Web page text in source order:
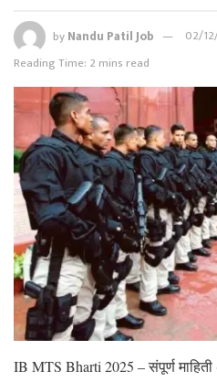
byNandu Patil Job
02/
Reading Time: 2 mins read
IB MTS Bharti 2025 – संपूर्ण